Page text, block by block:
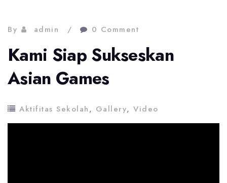
By admin 0 Comment
Kami Siap Sukseskan
Asian Games
Aktifitas Sekolah, Gallery, Video